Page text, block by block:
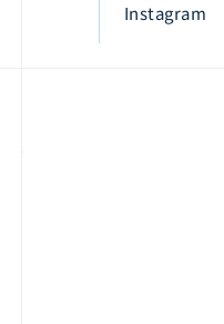
Instagram